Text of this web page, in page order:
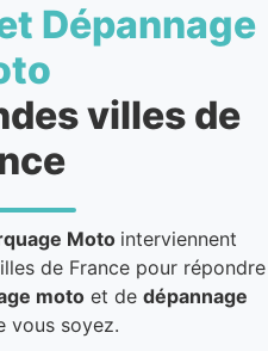
Dépannage
villes de
Moto interviennent
de France pour répondre
motoet de dépannage
vous soyez.